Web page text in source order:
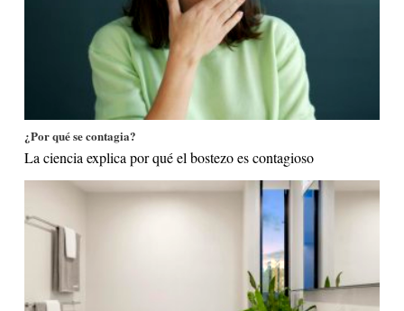
¿Por qué se contagia?
La ciencia explica por qué el bostezo es contagioso